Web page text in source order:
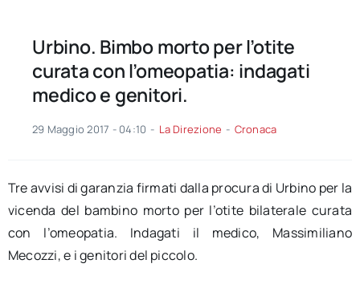
Urbino. Bimbo morto per l’otite
curata con l’omeopatia: indagati
medico e genitori.
29 Maggio 2017 - 04:10 - La Direzione - Cronaca
Tre avvisi di garanzia firmati dalla procura di Urbino per la
vicenda del bambino morto per l’otite bilaterale curata
con l’omeopatia. Indagati il medico, Massimiliano
Mecozzi, e i genitori del piccolo.